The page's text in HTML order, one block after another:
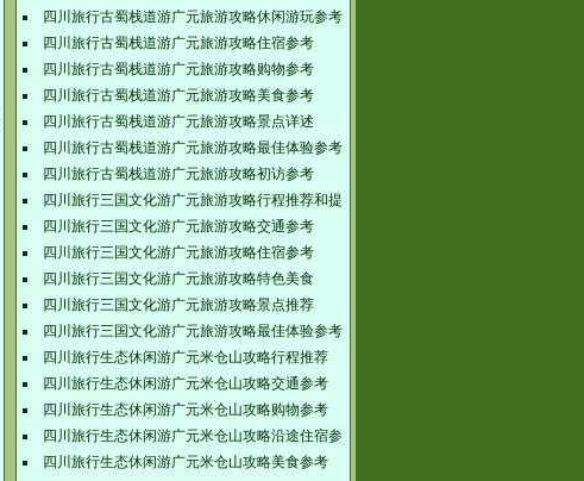
四川旅行古蜀栈道游广元旅游攻略休闲游玩参考
四川旅行古蜀栈道游广元旅游攻略住宿参考
四川旅行古蜀栈道游广元旅游攻略购物参考
四川旅行古蜀栈道游广元旅游攻略美食参考
四川旅行古蜀栈道游广元旅游攻略景点详述
四川旅行古蜀栈道游广元旅游攻略最佳体验参考
四川旅行古蜀栈道游广元旅游攻略初访参考
四川旅行三国文化游广元旅游攻略行程推荐和提
四川旅行三国文化游广元旅游攻略交通参考
四川旅行三国文化游广元旅游攻略住宿参考
四川旅行三国文化游广元旅游攻略特色美食
四川旅行三国文化游广元旅游攻略景点推荐
四川旅行三国文化游广元旅游攻略最佳体验参考
四川旅行生态休闲游广元米仓山攻略行程推荐
四川旅行生态休闲游广元米仓山攻略交通参考
四川旅行生态休闲游广元米仓山攻略购物参考
四川旅行生态休闲游广元米仓山攻略沿途住宿参
四川旅行生态休闲游广元米仓山攻略美食参考